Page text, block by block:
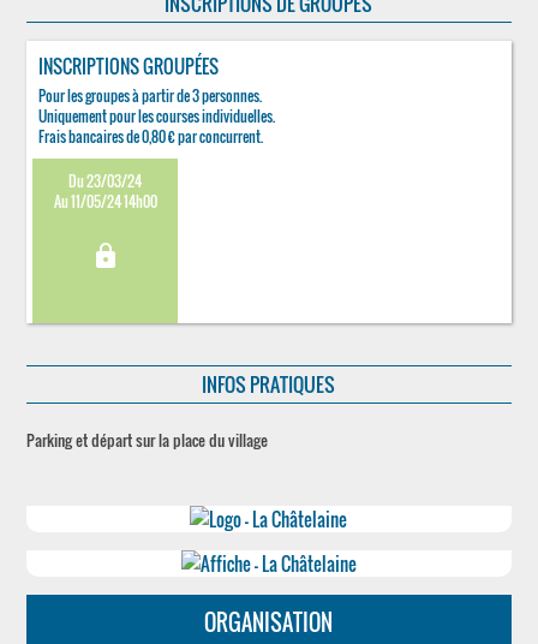
INSCRIPTIONS GROUPÉES
Pour les groupes à partir de 3 personnes.
Uniquement pour les courses individuelles.
Frais bancaires de 0,80 € par concurrent.
Du 23/03/24
Au 11/05/24 14h00
lock
INFOS PRATIQUES
Parking et départ sur la place du village
ORGANISATION